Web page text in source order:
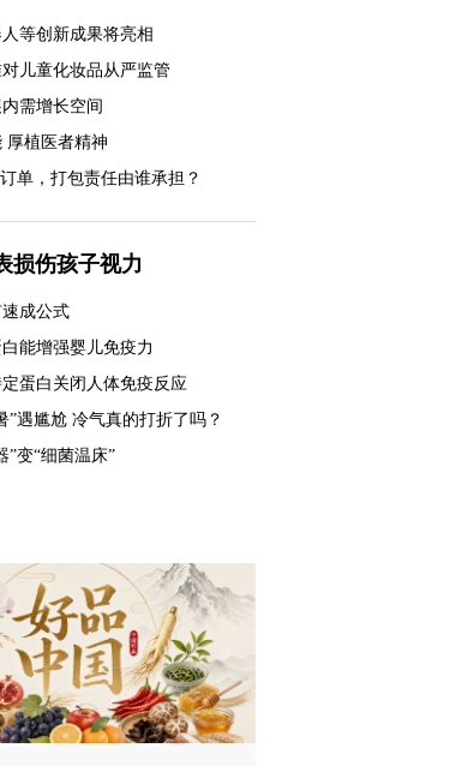
生物制药从“跟随”到“引领”
等创新成果将亮相
儿童化妆品从严监管
需增长空间
厚植医者精神
单，打包责任由谁承担？
损伤孩子视力
成公式
能增强婴儿免疫力
蛋白关闭人体免疫反应
”遇尴尬 冷气真的打折了吗？
”变“细菌温床”